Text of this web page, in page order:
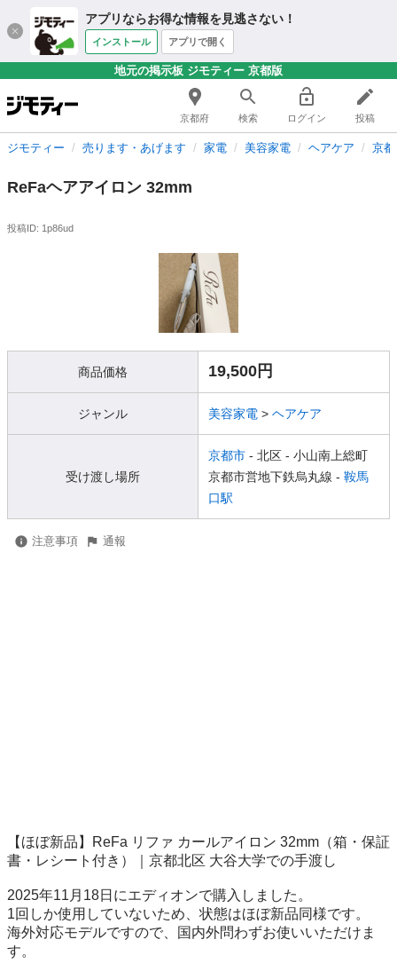
アプリならお得な情報を見逃さない！
インストール アプリで開く
地元の掲示板 ジモティー 京都版
京都府 検索 ログイン 投稿
ジモティー 売ります・あげます 家電 美容家電 ヘアケア 京
ReFaヘアアイロン 32mm
投稿ID: 1p86ud
商品価格 19,500円
ジャンル 美容家電 > ヘアケア
受け渡し場所
京都市 - 北区 - 小山南上総町
京都市営地下鉄烏丸線 - 鞍馬
口駅
注意事項 通報
【ほぼ新品】ReFa リファ カールアイロン 32mm（箱・保証
書・レシート付き）｜京都北区 大谷大学での手渡し
2025年11月18日にエディオンで購入しました。
1回しか使用していないため、状態はほぼ新品同様です。
海外対応モデルですので、国内外問わずお使いいただけま
す。